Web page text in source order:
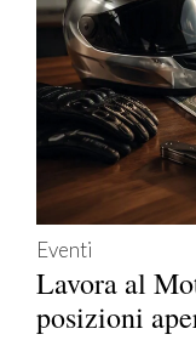
Eventi
Lavora al
posizioni